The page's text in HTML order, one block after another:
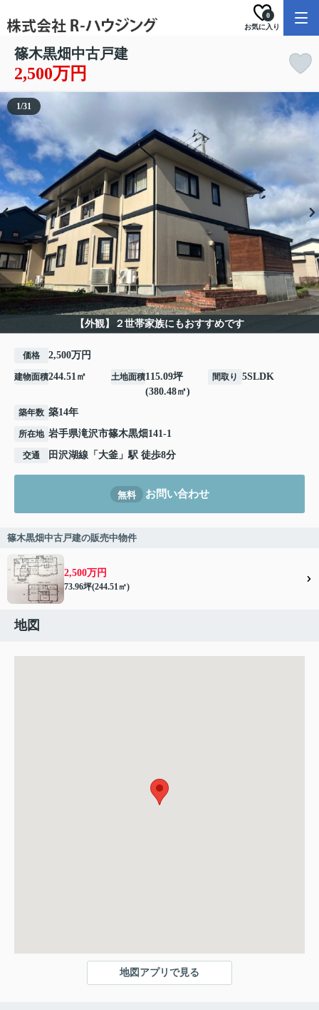
お気に入り
0
篠木黒畑中古戸建
2,500万円
【外観】２世帯家族にもおすすめです
1/31
価格 2,500万円
建物面積244.51㎡ 土地面積115.09坪
(380.48㎡)
間取り 5SLDK
築年数 築14年
所在地 岩手県滝沢市篠木黒畑 141-1
交通 田沢湖線 「 大釜 」駅 徒歩8分
無料 お問い合わせ
篠木黒畑中古戸建の販売中物件
2,500万円
73.96坪(244.51㎡)
地図
地図アプリで見る